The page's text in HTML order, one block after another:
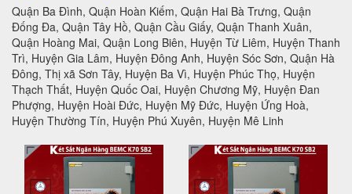
Quận Ba Đình, Quận Hoàn Kiếm, Quận Hai Bà Trưng, Quận
Đống Đa, Quận Tây Hồ, Quận Cầu Giấy, Quận Thanh Xuân,
Quận Hoàng Mai, Quận Long Biên, Huyện Từ Liêm, Huyện Thanh
Trì, Huyện Gia Lâm, Huyện Đông Anh, Huyện Sóc Sơn, Quận Hà
Đông, Thị xã Sơn Tây, Huyện Ba Vì, Huyện Phúc Thọ, Huyện
Thạch Thất, Huyện Quốc Oai, Huyện Chương Mỹ, Huyện Đan
Phượng, Huyện Hoài Đức, Huyện Mỹ Đức, Huyện Ứng Hoà,
Huyện Thường Tín, Huyện Phú Xuyên, Huyện Mê Linh